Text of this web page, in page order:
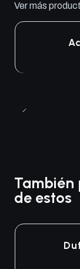
Ver más
También
de estos